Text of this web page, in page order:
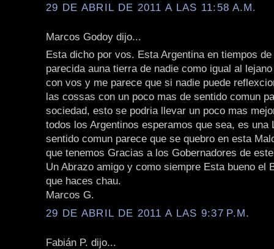
29 DE ABRIL DE 2011 A LAS 11:58 A.M.
Marcos Godoy dijo...
Esta dicho por vos. Esta Argentina en tiempos
parecida auna tierra de nadie como igual al
con vos y me parece que si nadie puede
las cossas con un poco mas de sentido comun
sociedad, esto se podria llevar un poco mas
todos los Argentinos esperamos que sea, es una
sentido comun parece que se quebro en esta
que tenemos Gracias a los Gobernadores de
Un Abrazo amigo y como siempre Esta bueno el
que haces chau.
Marcos G.
29 DE ABRIL DE 2011 A LAS 9:37 P.M.
Fabián P. dijo...